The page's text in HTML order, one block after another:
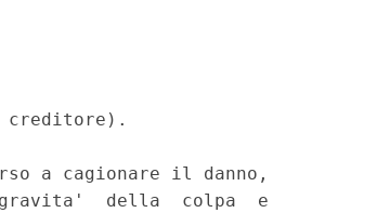
creditore).
a cagionare il danno,
della  colpa  e